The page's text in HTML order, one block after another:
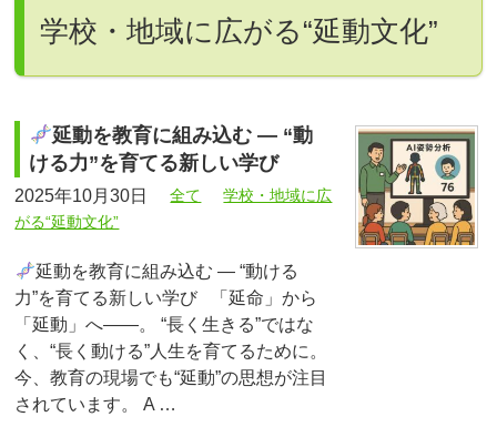
学校・地域に広がる“延動文化”
延動を教育に組み込む ― “動
ける力”を育てる新しい学び
2025年10月30日 全て
学校・地域に広
がる“延動文化”
延動を教育に組み込む ― “動ける
力”を育てる新しい学び 「延命」から
「延動」へ――。 “長く生きる”ではな
く、“長く動ける”人生を育てるために。
今、教育の現場でも“延動”の思想が注目
されています。 A …